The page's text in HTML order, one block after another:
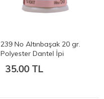
239 No Altınbaşak 20 gr.
Polyester Dantel İpi
35.00 TL